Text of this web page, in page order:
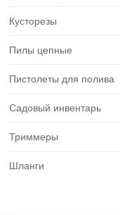
Кусторезы
Пилы цепные
Пистолеты для полива
Садовый инвентарь
Триммеры
Шланги